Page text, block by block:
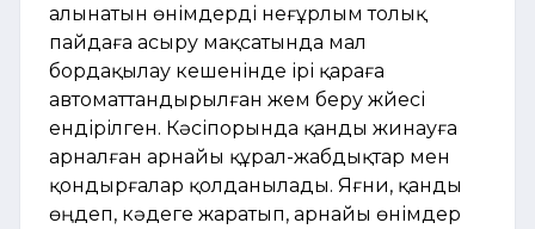
алынатын өнімдерді неғұрлым толық
пайдаға асыру мақсатында мал
бордақылау кешенінде ірі қараға
автоматтандырылған жем беру жүйесі
ендірілген. Кәсіпорында қанды жинауға
арналған арнайы құрал-жабдықтар мен
қондырғалар қолданылады. Яғни, қанды
өңдеп, кәдеге жаратып, арнайы өнімдер